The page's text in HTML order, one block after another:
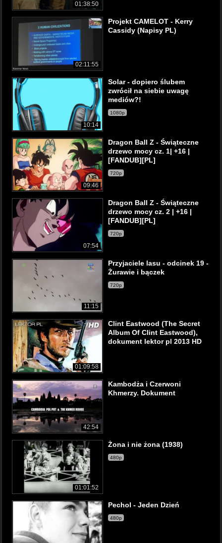
01:38:50
02:11:55
Projekt CAMELOT - Kerry
Cassidy (Napisy PL)
10:14
Solar - dopiero ślubem
zwrócił na siebie uwagę
mediów?!
1080p
09:46
Dragon Ball Z - Świąteczne
drzewo mocy cz. 1| +16 |
[FANDUB][PL]
720p
07:54
Dragon Ball Z - Świąteczne
drzewo mocy cz. 2 | +16 |
[FANDUB][PL]
720p
11:15
Przyjaciele lasu - odcinek 19 -
Żurawie i bączek
720p
01:09:58
Clint Eastwood (The Secret
Album Of Clint Eastwood),
dokument lektor pl 2013 HD
42:54
Kambodża i Czerwoni
Khmerzy. Dokument
01:01:52
Żona i nie żona (1938)
480p
Pechol - Jeden Dzień
480p